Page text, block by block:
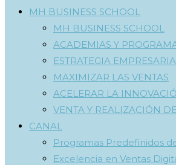
MH BUSINESS SCHOOL
MH BUSINESS SCHOOL
ACADEMIAS Y
ESTRATEGIA
MAXIMIZAR LAS VENTAS
ACELERAR LA
VENTA Y REALIZACIÓN
CANAL
Programas Predefinidos
Excelencia en Ventas